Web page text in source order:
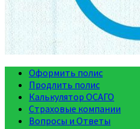
Оформить полис
Продлить полис
Калькулятор ОСАГО
Страховые компании
Вопросы и Ответы